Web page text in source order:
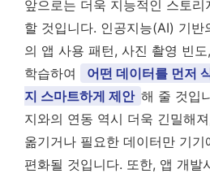
앞으로는 더욱 지능적인 스토
할 것입니다. 인공지능(AI) 기
의 앱 사용 패턴, 사진 촬영 빈
학습하여
어떤 데이터를 먼저
지 스마트하게 제안 해 줄 것입
지와의 연동 역시 더욱 긴밀해
옮기거나 필요한 데이터만 기
편화될 것입니다. 또한, 앱 개발